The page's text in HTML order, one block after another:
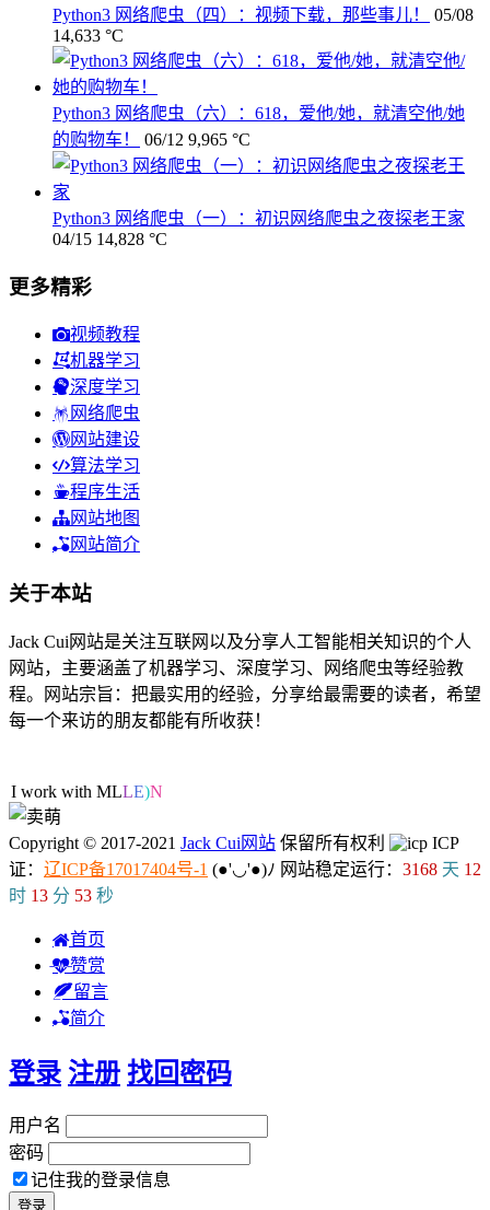
Python3 网络爬虫（四）：视频下载，那些事儿！
05/08
14,633 °C
Python3 网络爬虫（六）：618，爱他/她，就清空他/她
的购物车！
06/12 9,965 °C
Python3 网络爬虫（一）：初识网络爬虫之夜探老王家
04/15 14,828 °C
更多精彩
视频教程
机器学习
深度学习
网络爬虫
网站建设
算法学习
程序生活
网站地图
网站简介
关于本站
Jack Cui网站是关注互联网以及分享人工智能相关知识的个人
网站，主要涵盖了机器学习、深度学习、网络爬虫等经验教
程。网站宗旨：把最实用的经验，分享给最需要的读者，希望
每一个来访的朋友都能有所收获！
I work with ML/DLL
Copyright © 2017-2021 Jack Cui网站 保留所有权利
ICP
证： 辽ICP备17017404号-1 (●'◡'●)ﾉ 网站稳定运行： 3168 天 12
时 13 分 54 秒
首页
赞赏
留言
简介
登录 注册 找回密码
用户名
密码
记住我的登录信息